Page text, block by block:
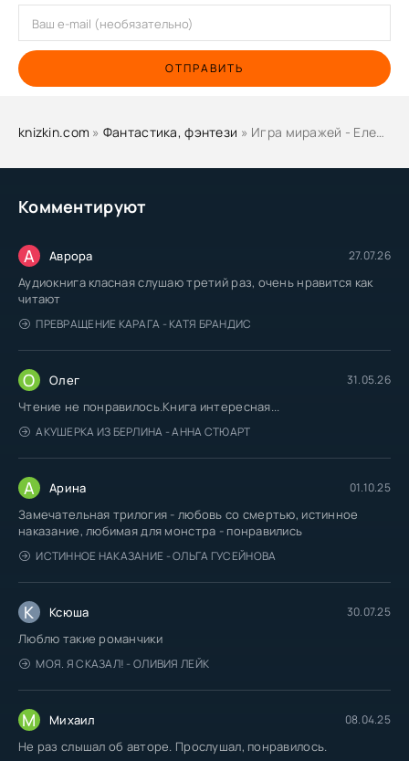
Комментируют
А Аврора 27.07.26
Аудиокнига класная слушаю третий раз, очень нравится как
читают
ПРЕВРАЩЕНИЕ КАРАГА - КАТЯ БРАНДИС
О Олег 31.05.26
Чтение не понравилось.Книга интересная...
АКУШЕРКА ИЗ БЕРЛИНА - АННА СТЮАРТ
А Арина 01.10.25
Замечательная трилогия - любовь со смертью, истинное
наказание, любимая для монстра - понравились
ИСТИННОЕ НАКАЗАНИЕ - ОЛЬГА ГУСЕЙНОВА
К Ксюша 30.07.25
Люблю такие романчики
МОЯ. Я СКАЗАЛ! - ОЛИВИЯ ЛЕЙК
М Михаил 08.04.25
Не раз слышал об авторе. Прослушал, понравилось.
ОТПРАВИТЬ
knizkin.com » Фантастика, фэнтези » Игра миражей - Елена Солодова